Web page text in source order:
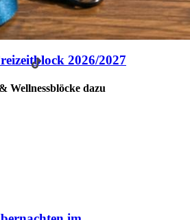
2026/2027
Wellnessblöcke dazu